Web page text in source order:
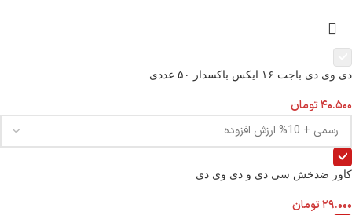
دی وی دی باجت ۱۶ ایکس باکسدار ۵۰ عددی
۴۰.۵۰۰تومان
کاور ضدخش سی دی و دی وی دی
۲۹.۰۰۰تومان